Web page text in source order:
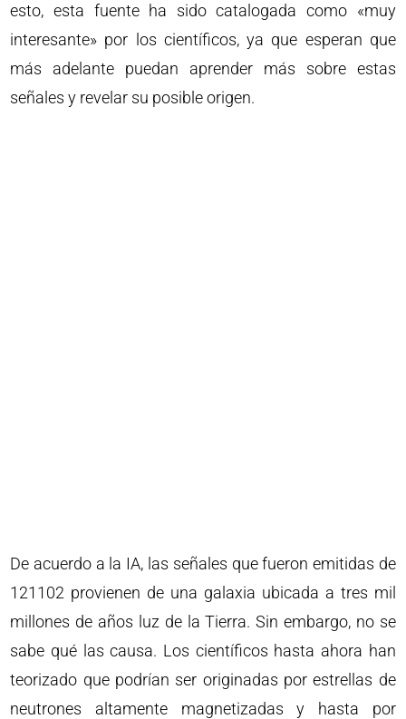
esto, esta fuente ha sido catalogada como «muy
interesante» por los científicos, ya que esperan que
más adelante puedan aprender más sobre estas
señales y revelar su posible origen.
De acuerdo a la IA, las señales que fueron emitidas de
121102 provienen de una galaxia ubicada a tres mil
millones de años luz de la Tierra. Sin embargo, no se
sabe qué las causa. Los científicos hasta ahora han
teorizado que podrían ser originadas por estrellas de
neutrones altamente magnetizadas y hasta por